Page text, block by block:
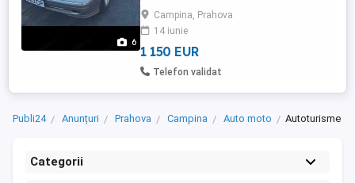
6
la caroserie datorita vârstei.motor ok.
Campina, Prahova
14 iunie
1 150 EUR
Telefon validat
Publi24 Anunțuri Prahova Campina Auto moto Autoturisme
Categorii